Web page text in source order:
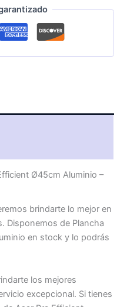
Ø45cm Aluminio –
brindarte lo mejor en
Disponemos de Plancha
en stock y lo podrás
los mejores
excepcional. Si tienes